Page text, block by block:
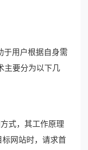
于用户根据自身需
主要分为以下几
式，其工作原理
网站时，请求首